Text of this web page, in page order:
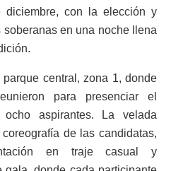
con la elección y
en una noche llena
central, zona 1, donde
para presenciar el
aspirantes. La velada
de las candidatas,
en traje casual y